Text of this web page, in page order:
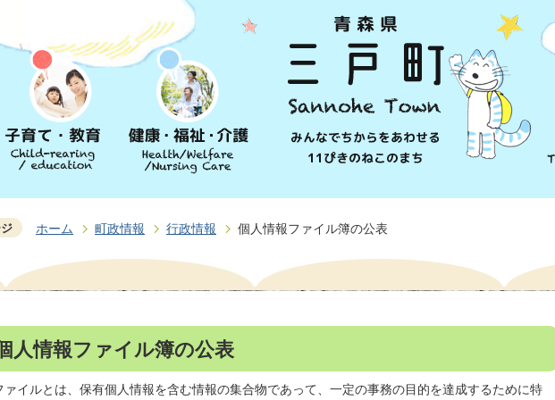
ホーム 町政情報 行政情報 個人情報ファイル簿の公表
人情報ファイル簿の公表
ァイルとは、保有個人情報を含む情報の集合物であって、一定の事務の目的を達成するために特